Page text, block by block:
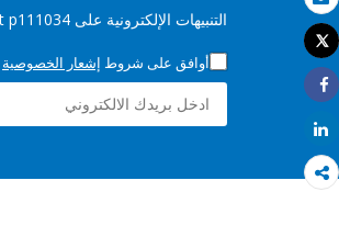
بريد الكتروني
طباعة
Tweet
Share
Share
التنبيهات الإلكترونية على Project p111034
أوافق على شروط إشعار الخصوصية